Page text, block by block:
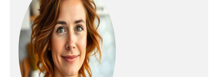
rapide : puissance totale
jusqu’à 7 800 W pour
saisir, mijoter, et cuisiner
sans compromis
Finition haut de gamme
verre noir & fonte :
surface en verre